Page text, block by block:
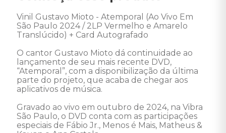
Vinil Gustavo Mioto - Atemporal (Ao Vivo Em
São Paulo 2024 / 2LP Vermelho e Amarelo
Translúcido) + Card Autografado
O cantor Gustavo Mioto dá continuidade ao
lançamento de seu mais recente DVD,
“Atemporal”, com a disponibilização da última
parte do projeto, que acaba de chegar aos
aplicativos de música.
Gravado ao vivo em outubro de 2024, na Vibra
São Paulo, o DVD conta com as participações
especiais de Fábio Jr., Menos é Mais, Matheus &